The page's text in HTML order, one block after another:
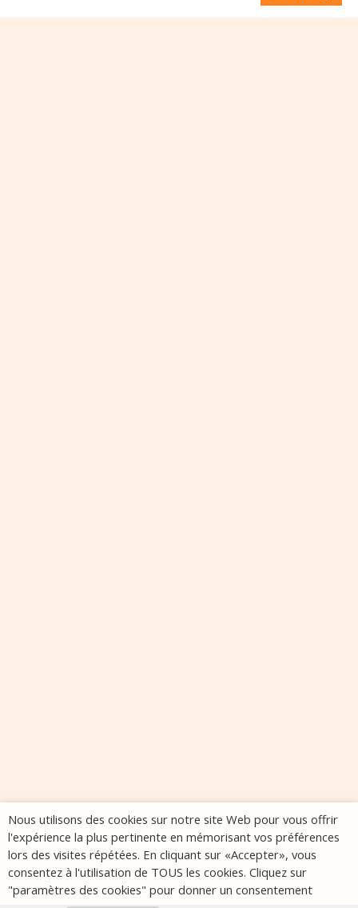
Nous utilisons des cookies sur notre site Web pour vous offrir
l'expérience la plus pertinente en mémorisant vos préférences
lors des visites répétées. En cliquant sur «Accepter», vous
consentez à l'utilisation de TOUS les cookies. Cliquez sur
"paramètres des cookies" pour donner un consentement